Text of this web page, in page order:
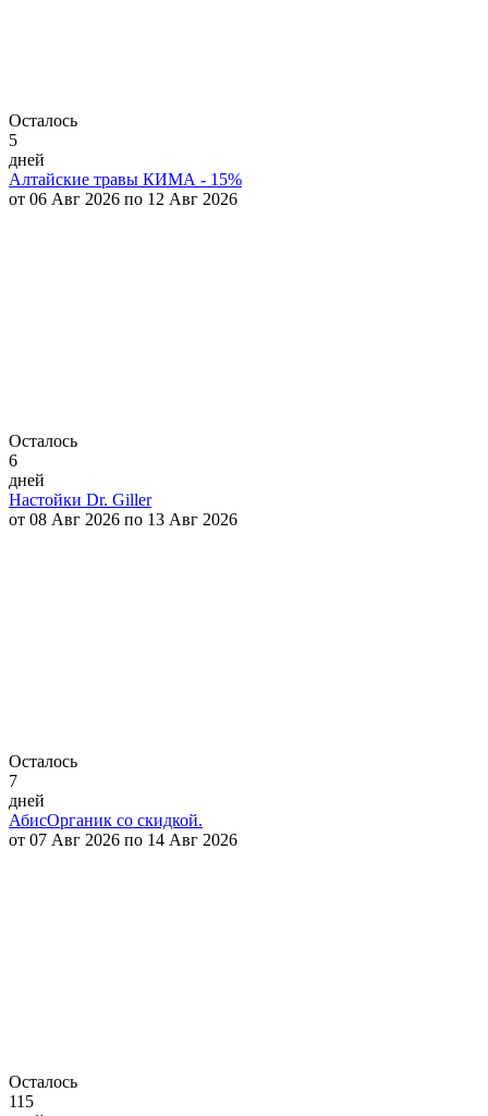
Осталось
5
дней
Алтайские травы КИМА - 15%
от 06 Авг 2026 по 12 Авг 2026
Осталось
6
дней
Настойки Dr. Giller
от 08 Авг 2026 по 13 Авг 2026
Осталось
7
дней
АбисОрганик со скидкой.
от 07 Авг 2026 по 14 Авг 2026
Осталось
115